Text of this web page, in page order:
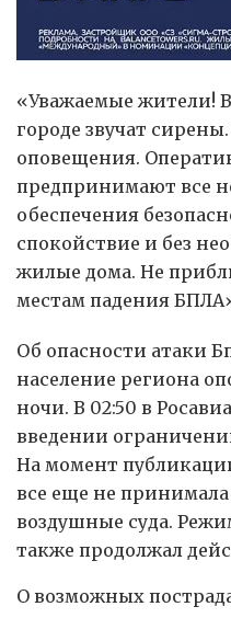
«Уважаемые жители!
городе звучат
оповещения.
предпринимают все
обеспечения
спокойствие и без
жилые дома. Не
местам падения
Об опасности атаки
население региона
ночи. В 02:50 в
введении
На момент
все еще не
воздушные суда.
также продолжал
О возможных